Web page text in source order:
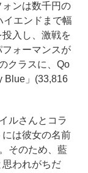
ンは数千円の
イエンドまで幅
入し、激戦を
ォーマンスが
クラスに、Qo
Blue」(33,816
ルさんとコラ
は彼女の名前
そのため、藍
われがちだ